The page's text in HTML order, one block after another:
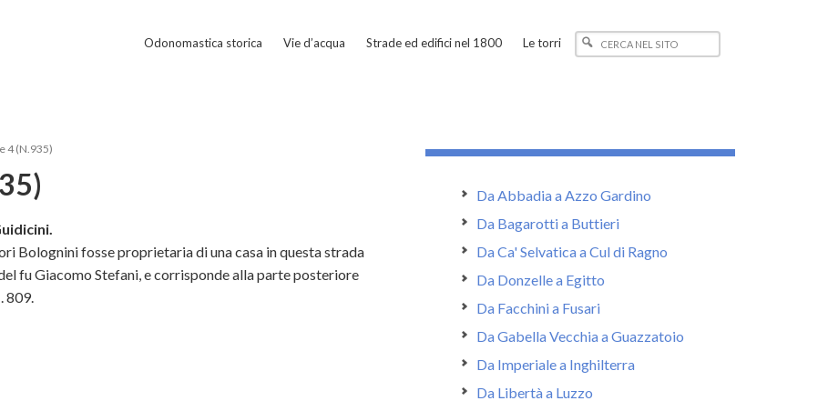
Odonomastica storica Vie d’acqua Strade ed edifici nel 1800 Le torri
4 (N.935)
Bolognini fosse proprietaria di una casa in questa strada
fu Giacomo Stefani, e corrisponde alla parte posteriore
809.
Da Abbadia a Azzo Gardino
Da Bagarotti a Buttieri
Da Ca' Selvatica a Cul di Ragno
Da Donzelle a Egitto
Da Facchini a Fusari
Da Gabella Vecchia a Guazzatoio
Da Imperiale a Inghilterra
Da Libertà a Luzzo